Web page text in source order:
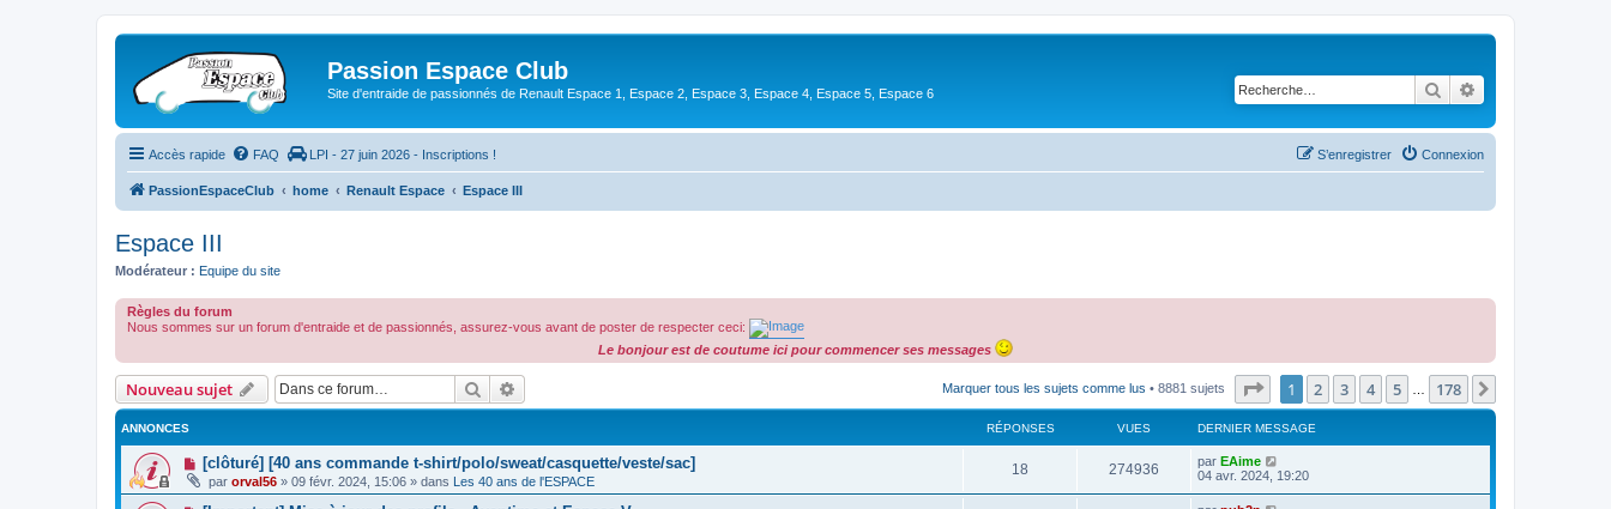
Passion Espace Club
Site d'entraide de passionnés de Renault Espace 1, Espace 2, Espace 3, Espace 4, Espace 5, Espace 6 Rechercher
Accès rapide FAQ LPI - 27 juin 2026 - Inscriptions ! Connexion
S’enregistrer
PassionEspaceClub home Renault Espace Espace III
Espace III
Modérateur : Equipe du site
Règles du forum
Nous sommes sur un forum d'entraide et de passionnés, assurez-vous avant de poster de respecter ceci:
Le bonjour est de coutume ici pour commencer ses messages
Nouveau sujet Rechercher Marquer tous les sujets comme lus • 8881 sujets Page sur178
1 2 3 4 5 178
ANNONCES RÉPONSES VUES DERNIER MESSAGE
[clôturé] [40 ans commande t-shirt/polo/sweat/casquette/veste/sac]
par orval56 » 09 févr. 2024, 15:06 » dans Les 40 ans de l'ESPACE
18 274936 par EAime
04 avr. 2024, 19:20